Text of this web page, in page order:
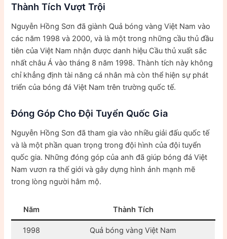
Thành Tích Vượt Trội
Nguyễn Hồng Sơn đã giành Quả bóng vàng Việt Nam vào
các năm 1998 và 2000, và là một trong những cầu thủ đầu
tiên của Việt Nam nhận được danh hiệu Cầu thủ xuất sắc
nhất châu Á vào tháng 8 năm 1998. Thành tích này không
chỉ khẳng định tài năng cá nhân mà còn thể hiện sự phát
triển của bóng đá Việt Nam trên trường quốc tế.
Đóng Góp Cho Đội Tuyển Quốc Gia
Nguyễn Hồng Sơn đã tham gia vào nhiều giải đấu quốc tế
và là một phần quan trọng trong đội hình của đội tuyển
quốc gia. Những đóng góp của anh đã giúp bóng đá Việt
Nam vươn ra thế giới và gây dựng hình ảnh mạnh mẽ
trong lòng người hâm mộ.
Năm Thành Tích
1998 Quả bóng vàng Việt Nam